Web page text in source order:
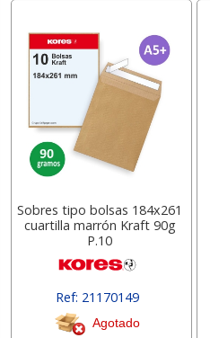
Sobres tipo bolsas 184x261
cuartilla marrón Kraft 90g
P.10
Ref: 21170149
[ 21171149 ]
Agotado